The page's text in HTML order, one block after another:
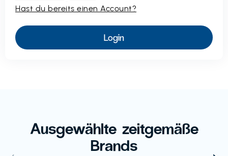
Hast du bereits einen Account?
Ausgewählte zeitgemäße
Brands